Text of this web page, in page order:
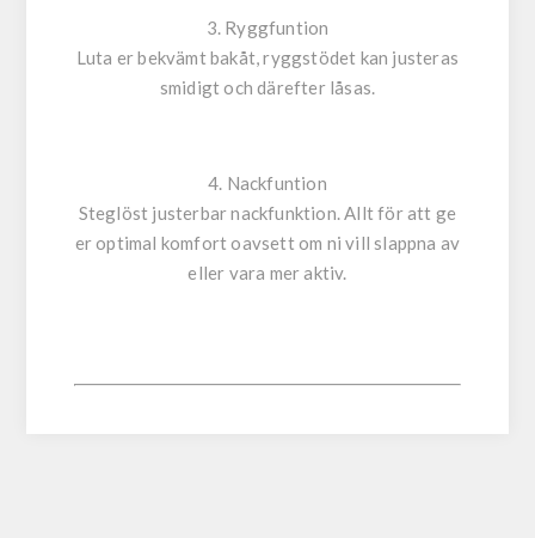
3. Ryggfuntion
Luta er bekvämt bakåt, ryggstödet kan justeras
smidigt och därefter låsas.
4. Nackfuntion
Steglöst justerbar nackfunktion. Allt för att ge
er optimal komfort oavsett om ni vill slappna av
eller vara mer aktiv.